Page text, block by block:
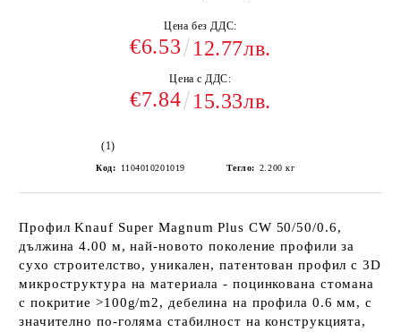
Цена без ДДС:
€6.53 12.77лв.
Цена с ДДС:
€7.84 15.33лв.
(1)
Код: 1104010201019 Тегло: 2.200 кг
Профил Knauf Super Magnum Plus CW 50/50/0.6,
дължина 4.00 м, най-новото поколение профили за
сухо строителство, уникален, патентован профил с 3D
микроструктура на материала - поцинкована стомана
с покритие >100g/m2, дебелина на профила 0.6 мм, с
значително по-голяма стабилност на конструкцията,